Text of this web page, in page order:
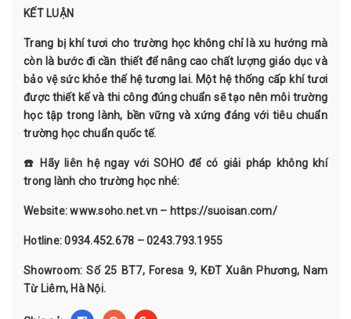
KẾT LUẬN
Trang bị khí tươi cho trường học không chỉ là xu hướng mà
còn là bước đi cần thiết để nâng cao chất lượng giáo dục và
bảo vệ sức khỏe thế hệ tương lai. Một hệ thống cấp khí tươi
được thiết kế và thi công đúng chuẩn sẽ tạo nên môi trường
học tập trong lành, bền vững và xứng đáng với tiêu chuẩn
trường học chuẩn quốc tế.
☎️ Hãy liên hệ ngay với SOHO để có giải pháp không khí
trong lành cho trường học nhé:
Website:www.soho.net.vn – https://suoisan.com/
Hotline: 0934.452.678 – 0243.793.1955
Showroom: Số 25 BT7, Foresa 9, KĐT Xuân Phương, Nam
Từ Liêm, Hà Nội.